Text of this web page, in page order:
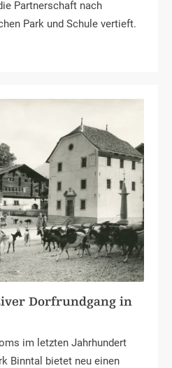
Partnerschaft nach
Park und Schule vertieft.
Dorfrundgang in
im letzten Jahrhundert
Binntal bietet neu einen